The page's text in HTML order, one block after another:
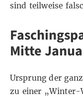
sind teilweise
Mitte
Ursprung der
zu einer „Winter-